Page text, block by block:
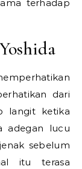
terhadap
dari
langit ketika
adegan lucu
sebelum
itu terasa